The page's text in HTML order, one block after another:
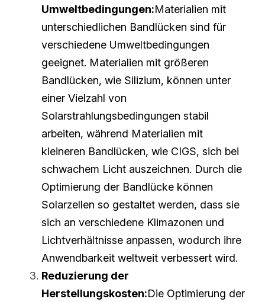
Umweltbedingungen:Materialien mit
unterschiedlichen Bandlücken sind für
verschiedene Umweltbedingungen
geeignet. Materialien mit größeren
Bandlücken, wie Silizium, können unter
einer Vielzahl von
Solarstrahlungsbedingungen stabil
arbeiten, während Materialien mit
kleineren Bandlücken, wie CIGS, sich bei
schwachem Licht auszeichnen. Durch die
Optimierung der Bandlücke können
Solarzellen so gestaltet werden, dass sie
sich an verschiedene Klimazonen und
Lichtverhältnisse anpassen, wodurch ihre
Anwendbarkeit weltweit verbessert wird.
Reduzierung der
Herstellungskosten:Die Optimierung der